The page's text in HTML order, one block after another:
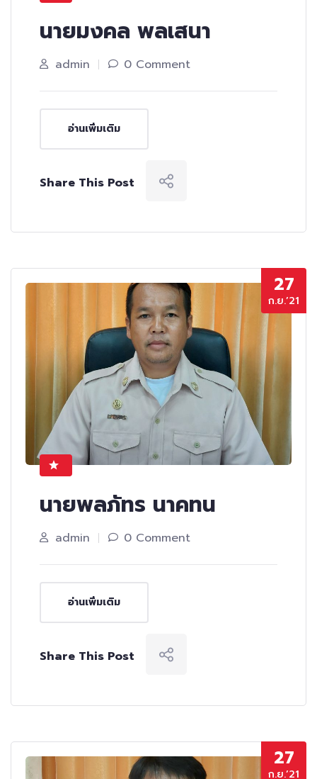
นายมงคล พลเสนา
admin 0 Comment
อ่านเพิ่มเติม
Share This Post
27
ก.ย.’21
นายพลภัทร นาคทน
admin 0 Comment
อ่านเพิ่มเติม
Share This Post
27
ก.ย.’21